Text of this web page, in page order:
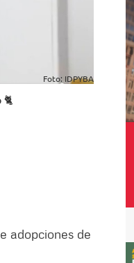
Foto: IDPYBA
adopciones de